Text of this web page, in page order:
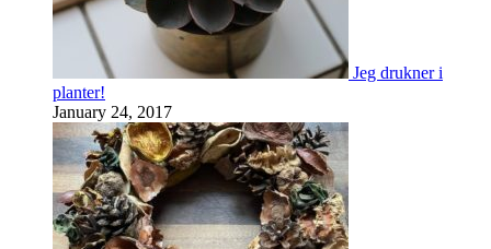
Jeg drukner i
planter!
January 24, 2017